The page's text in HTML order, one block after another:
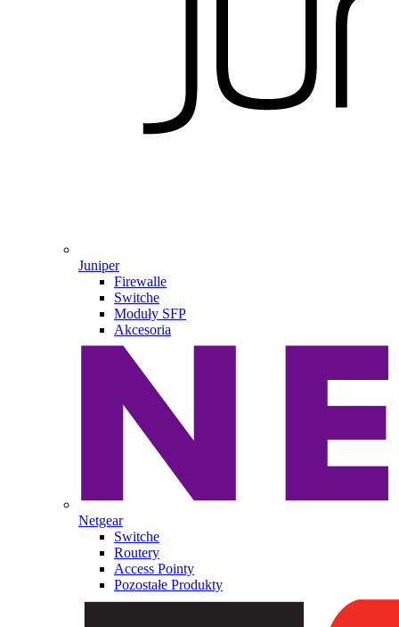
Juniper
Firewalle
Switche
Moduły SFP
Akcesoria
Netgear
Switche
Routery
Access Pointy
Pozostałe Produkty